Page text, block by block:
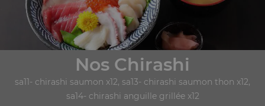
Nos Chirashi
sa11- chirashi saumon x12, sa13- chirashi saumon thon x12,
sa14- chirashi anguille grillée x12